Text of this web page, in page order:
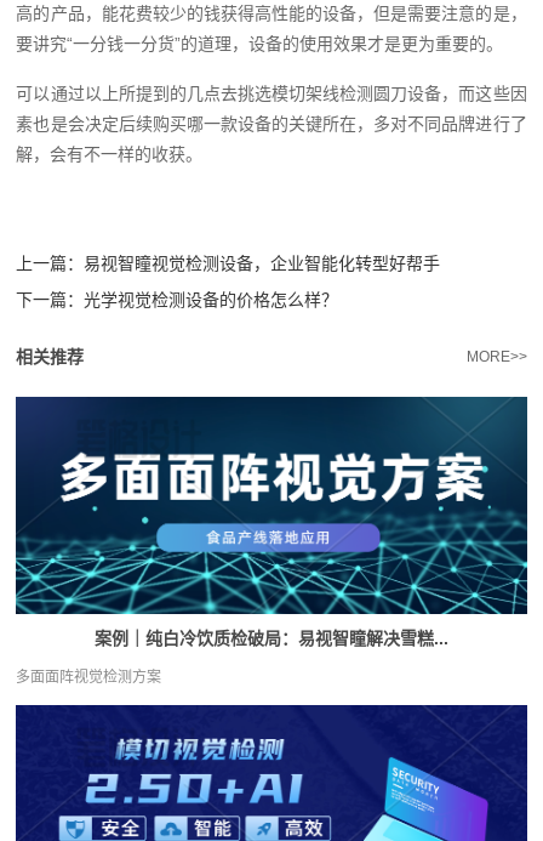
高的产品，能花费较少的钱获得高性能的设备，但是需要注意的是，
要讲究“一分钱一分货”的道理，设备的使用效果才是更为重要的。
可以通过以上所提到的几点去挑选模切架线检测圆刀设备，而这些因
素也是会决定后续购买哪一款设备的关键所在，多对不同品牌进行了
解，会有不一样的收获。
上一篇：易视智瞳视觉检测设备，企业智能化转型好帮手
下一篇：光学视觉检测设备的价格怎么样？
相关推荐 MORE>>
案例｜纯白冷饮质检破局：易视智瞳解决雪糕...
多面面阵视觉检测方案